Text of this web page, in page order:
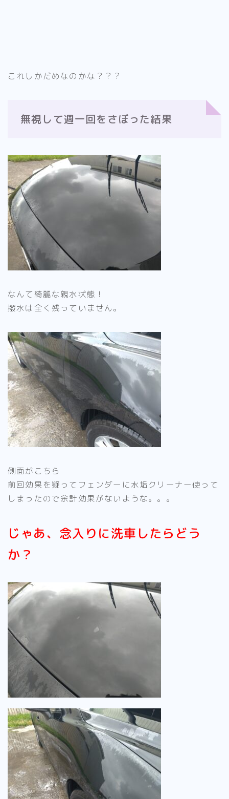
これしかだめなのかな？？？
無視して週一回をさぼった結果
なんて綺麗な親水状態！
撥水は全く残っていません。
側面がこちら
前回効果を疑ってフェンダーに水垢クリーナー使って
しまったので余計効果がないような。。。
じゃあ、念入りに洗車したらどう
か？